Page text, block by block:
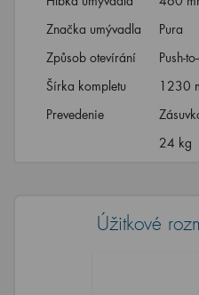
Značka umývadla
Pura
Způsob otevírání
Push-
Šírka kompletu
1230
Prevedenie
24 kg
Úžitkové